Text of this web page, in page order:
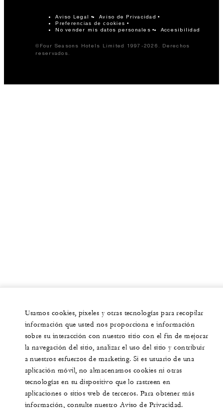
Aviso Legal Aviso de Privacidad
Preferencias de cookies
No vender mis datos personales Accesibilidad
©Four Seasons Hotels Limited 1997-2026. Derechos
reservados.
Usamos cookies, pixeles y otras tecnologías para recopilar
información que usted nos proporciona e información
sobre su interacción con nuestro sitio con el fin de mejorar
la navegación del sitio, analizar el uso del sitio y contribuir
a nuestros esfuerzos de marketing. Si es usuario de una
aplicación móvil, no almacenamos cookies ni otras
tecnologías en su dispositivo que lo rastreen en
aplicaciones o sitios web de terceros. Para obtener más
información, consulte nuestro Aviso de Privacidad.